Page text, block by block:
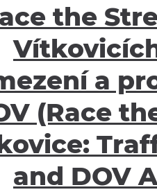
the
a
(Race
and DOV